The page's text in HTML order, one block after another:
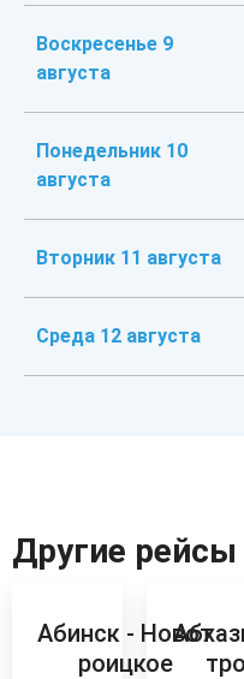
Воскресенье 9
августа
Понедельник 10
августа
Вторник 11 августа
Среда 12 августа
Другие рейсы
Абинск - Новот
роицкое